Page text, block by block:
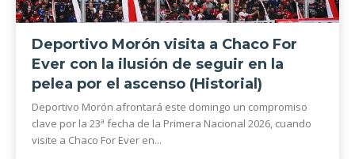
Deportivo Morón visita a Chaco For
Ever con la ilusión de seguir en la
pelea por el ascenso (Historial)
Deportivo Morón afrontará este domingo un compromiso
clave por la 23ª fecha de la Primera Nacional 2026, cuando
visite a Chaco For Ever en...